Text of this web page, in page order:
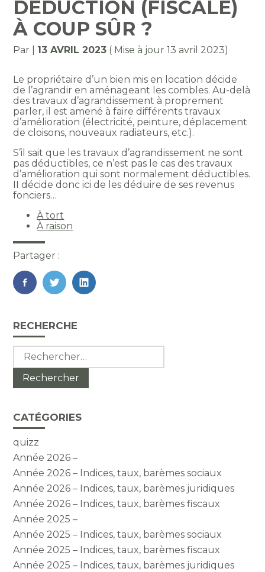
DÉDUCTION (FISCALE)
À COUP SÛR ?
Par 13 AVRIL 2023 ( Mise à jour 13 avril 2023)
Le propriétaire d’un bien mis en location décide
de l’agrandir en aménageant les combles. Au-delà
des travaux d’agrandissement à proprement
parler, il est amené à faire différents travaux
d’amélioration (électricité, peinture, déplacement
de cloisons, nouveaux radiateurs, etc.).
S’il sait que les travaux d’agrandissement ne sont
pas déductibles, ce n’est pas le cas des travaux
d’amélioration qui sont normalement déductibles.
II décide donc ici de les déduire de ses revenus
fonciers…
À tort
À raison
Partager :
FaceBook
TwitterLinkedIn
Blog
sidebar
RECHERCHE
Rechercher :
CATÉGORIES
quizz
Année 2026 –
Année 2026 – Indices, taux, barèmes sociaux
Année 2026 – Indices, taux, barèmes juridiques
Année 2026 – Indices, taux, barèmes fiscaux
Année 2025 –
Année 2025 – Indices, taux, barèmes sociaux
Année 2025 – Indices, taux, barèmes fiscaux
Année 2025 – Indices, taux, barèmes juridiques